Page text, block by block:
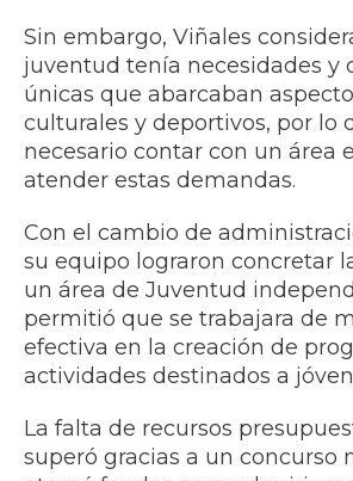
Sin embargo, Viñales
juventud tenía necesidades y
únicas que abarcaban
culturales y deportivos, por lo
necesario contar con un área
atender estas demandas.
Con el cambio de
su equipo lograron concretar
un área de Juventud
permitió que se trabajara de
efectiva en la creación de
actividades destinados a
La falta de recursos
superó gracias a un concurso